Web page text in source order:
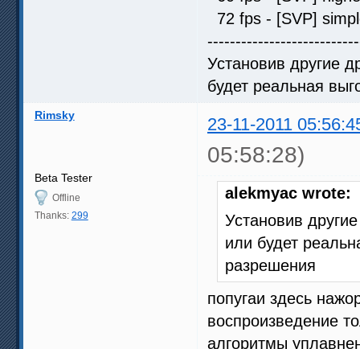
72 fps - [SVP]
Установив другие
будет реальная
Rimsky 23-11-2011
05:58:28)
Beta Tester
Offline
Thanks: 299
alekmyac wrote:
Установив
или будет
разрешения
попугаи здесь
воспроизведение
алгоритмы